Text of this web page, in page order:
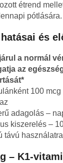
étrend
pótlására.
és
a normál
az
100
adagolás –
kiszerelés –
távú
– K1-